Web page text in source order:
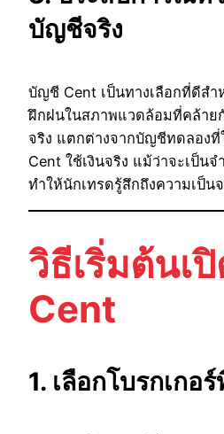
บัญชีจริง
บัญชี Cent เป็นทางเลือกที่ดีสำ
ฝึกฝนในสภาพแวดล้อมที่คล้าย
จริง แตกต่างจากบัญชีทดลอง
Cent ใช้เงินจริง แม้ว่าจะเป็น
ทำให้นักเทรดรู้สึกถึงความเป็น
วิธีเริ่มต้นเ
Cent
1. เลือกโบรกเกอ